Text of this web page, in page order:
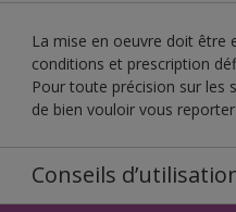
La mise en oeuvre doit être
conditions et prescription
Pour toute précision sur les
de bien vouloir vous
Conseils